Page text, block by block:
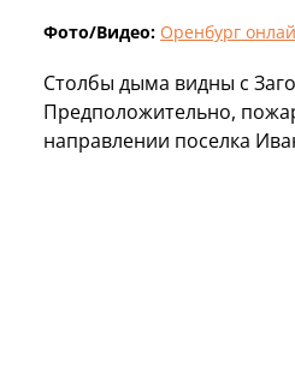
Фото/Видео: Оренбург
Столбы дыма видны с
Предположительно,
направлении поселка